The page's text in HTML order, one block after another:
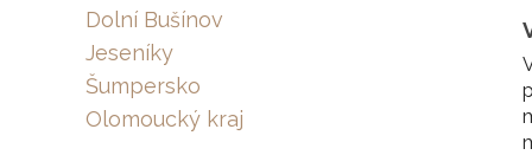
Dolní Bušínov
Jeseníky
Šumpersko
Olomoucký kraj